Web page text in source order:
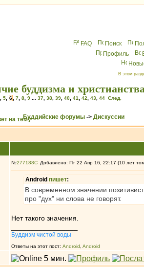
FAQ Поиск
Профиль
В этом
буддизма и
5 6 7 8 9 37 38 39 40 41 42 43 44 След.
Буддийские форумы -> Дискуссии
№277188 Добавлено: Пт 22 Апр 16, 22:17 (10 лет
Android пишет:
В современном значении
про "дух" ни слова не говорят.
Нет такого значения.
Буддизм чистой воды
Ответы на этот пост: Android Android